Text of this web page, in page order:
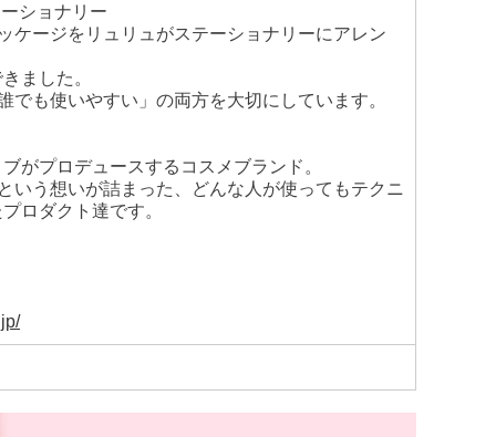
ショナリー
ケージをリュリュがステーショナリーにアレン
ました。
も使いやすい」の両方を大切にしています。
がプロデュースするコスメブランド。
いう想いが詰まった、どんな人が使ってもテクニ
ロダクト達です。